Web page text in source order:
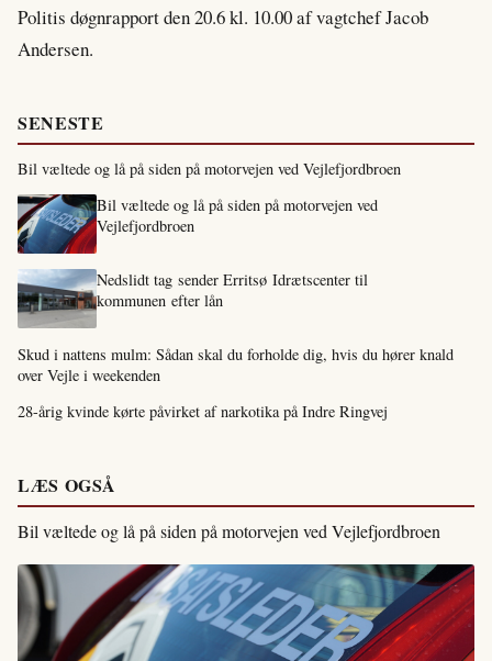
Politis døgnrapport den 20.6 kl. 10.00 af vagtchef Jacob
Andersen.
SENESTE
Bil væltede og lå på siden på motorvejen ved Vejlefjordbroen
Bil væltede og lå på siden på motorvejen ved
Vejlefjordbroen
Nedslidt tag sender Erritsø Idrætscenter til
kommunen efter lån
Skud i nattens mulm: Sådan skal du forholde dig, hvis du hører knald
over Vejle i weekenden
28-årig kvinde kørte påvirket af narkotika på Indre Ringvej
LÆS OGSÅ
Bil væltede og lå på siden på motorvejen ved Vejlefjordbroen